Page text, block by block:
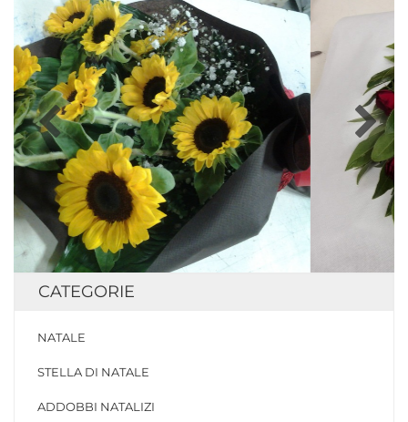
CATEGORIE
NATALE
STELLA DI NATALE
ADDOBBI NATALIZI